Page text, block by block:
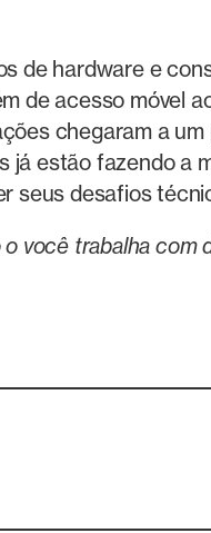
de hardware e
de acesso móvel
chegaram a
já estão fazendo a
seus desafios
você trabalha com